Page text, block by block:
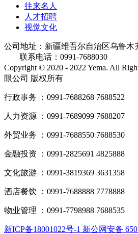
往来名人
人才招聘
视觉文化
公司地址：新疆维吾尔自治区乌鲁木
联系电话：0991-7688030
Copyright © 2020 - 2022 Yema. All
限公司 版权所有
行政事务 ：0991-7688268 7688522
人力资源 ：0991-7689099 7688207
外贸业务 ：0991-7688550 7688530
金融投资 ：0991-2825691 4825888
文化旅游 ：0991-3819369 3631358
酒店餐饮 ：0991-7688888 7778888
物业管理 ：0991-7798988 7688535
新ICP备18001022号-1 新公网安备